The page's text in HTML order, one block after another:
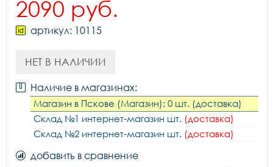
2090 руб.
артикул: 10115
НЕТ В НАЛИЧИИ
Наличие в магазинах:
Магазин в Пскове (Магазин): 0 шт. (доставка)
Склад №1 интернет-магазин шт. (доставка)
Склад №2 интернет-магазин шт. (доставка)
добавить в сравнение